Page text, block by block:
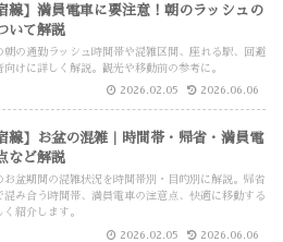
線】満員電車に要注意！朝のラッシュの
いて解説
朝の通勤ラッシュ時間帯や混雑区間、座れる駅、回避
向けに詳しく解説。観光や移動前の参考に。
2026.02.05 2026.06.06
線】お盆の混雑｜時間帯・帰省・満員電
など解説
お盆期間の混雑状況を時間帯別・目的別に解説。帰省
混み合う時間帯、満員電車の注意点、快適に移動する
く紹介します。
2026.02.05 2026.06.06